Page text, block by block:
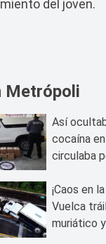
del joven.
Metrópoli
Así
cocaína
circulaba
¡Caos en
Vuelca
muriático